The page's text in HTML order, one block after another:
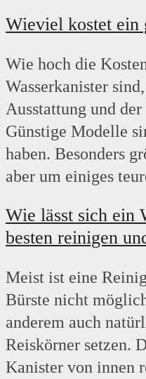
Wieviel kostet ein
Wie hoch die
Wasserkanister
Ausstattung und
Günstige Modelle
haben. Besonders
aber um einiges
Wie lässt sich ein
besten reinigen
Meist ist eine
Bürste nicht
anderem auch
Reiskörner setzen.
Kanister von innen